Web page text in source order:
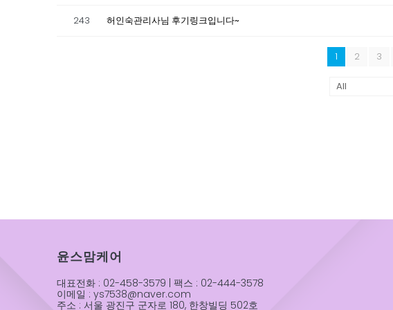
243 허인숙관리사님 후기링크입니다~
1 2 3
윤스맘케어
대표전화 : 02-458-3579 | 팩스 : 02-444-3578
이메일 : ys7538@naver.com
주소 : 서울 광진구 군자로 180, 한창빌딩 502호